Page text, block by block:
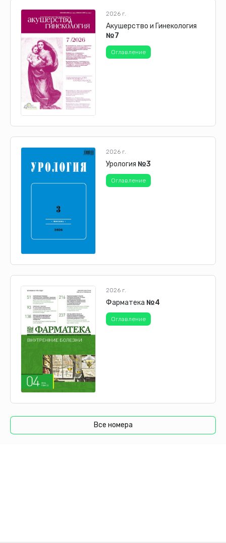
2026 г.
Акушерство и Гинекология
№7
Оглавление
2026 г.
Урология №3
Оглавление
2026 г.
Фарматека №4
Оглавление
Все номера